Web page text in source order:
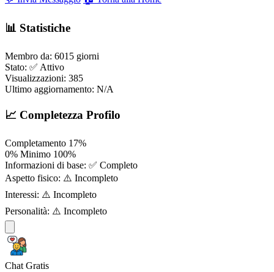
📊 Statistiche
Membro da: 6015 giorni
Stato: ✅ Attivo
Visualizzazioni: 385
Ultimo aggiornamento: N/A
📈 Completezza Profilo
Completamento 17%
0% Minimo 100%
Informazioni di base: ✅ Completo
Aspetto fisico: ⚠️ Incompleto
Interessi: ⚠️ Incompleto
Personalità: ⚠️ Incompleto
Chat Gratis